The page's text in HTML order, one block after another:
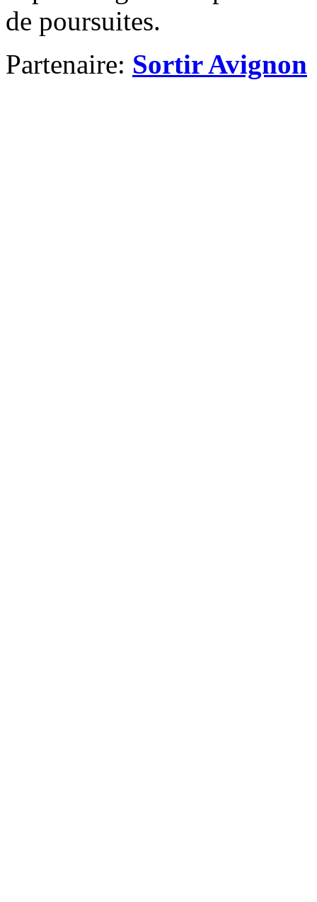
de poursuites.
Partenaire: Sortir Avignon